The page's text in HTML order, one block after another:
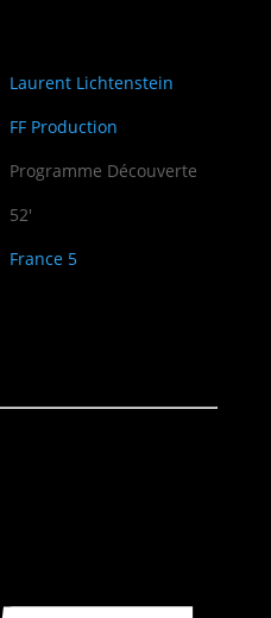
Laurent Lichtenstein
FF Production
Programme Découverte
52′
France 5